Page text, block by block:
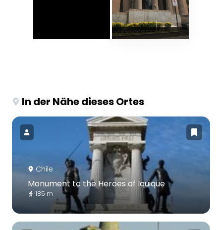
In der Nähe dieses Ortes
Chile
Monument to the Heroes of Iquique
185 m